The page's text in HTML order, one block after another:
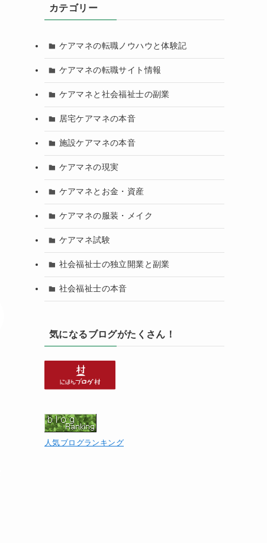
カテゴリー
ケアマネの転職ノウハウと体験記
ケアマネの転職サイト情報
ケアマネと社会福祉士の副業
居宅ケアマネの本音
施設ケアマネの本音
ケアマネの現実
ケアマネとお金・資産
ケアマネの服装・メイク
ケアマネ試験
社会福祉士の独立開業と副業
社会福祉士の本音
気になるブログがたくさん！
人気ブログランキング